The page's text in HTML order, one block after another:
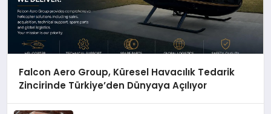
Falcon Aero Group, Küresel Havacılık Tedarik
Zincirinde Türkiye’den Dünyaya Açılıyor